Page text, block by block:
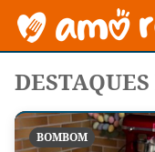
BOMBOM